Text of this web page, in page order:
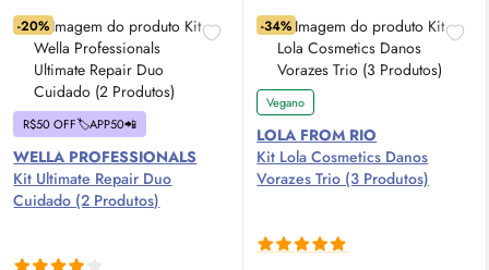
-20%
R$50 OFF🏷️APP50📲
WELLA PROFESSIONALS
Kit Ultimate Repair Duo
Cuidado (2 Produtos)
-34%
Vegano
LOLA FROM RIO
Kit Lola Cosmetics Danos
Vorazes Trio (3 Produtos)